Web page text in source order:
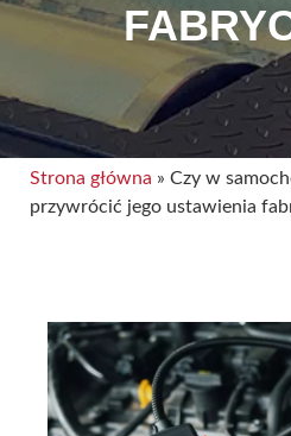
Strona główna » Czy w
przywrócić jego ustawienia